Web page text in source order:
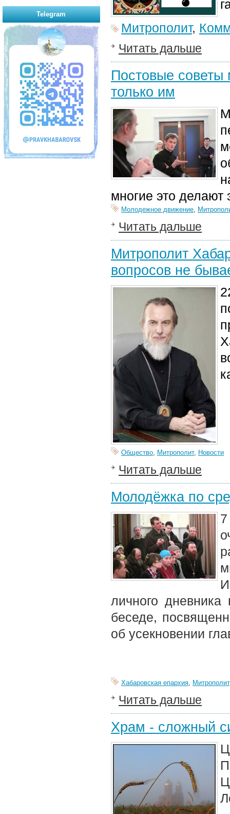
Митрополит,
Читать дальше
Постовые
только им
многие это делают
Молодежное движение,
Читать дальше
Митрополит
вопросов не
Общество, Митрополит, Новости
Читать дальше
Молодёжка по
личного
беседе,
об усекновении
Хабаровская епархия, Митрополит
Читать дальше
Храм - сложный
Telegram